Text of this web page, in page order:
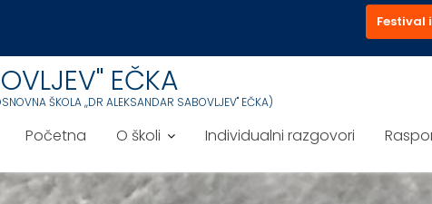
Festival
EČKA
ŠKOLA ,,DR ALEKSANDAR SABOVLJEV'' EČKA)
Početna O školi Individualni razgovori